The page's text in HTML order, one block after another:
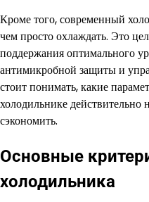
Кроме того, современный
чем просто охлаждать. Это
поддержания оптимального
антимикробной защиты и
стоит понимать, какие
холодильнике
сэкономить.
Основные
холодильника